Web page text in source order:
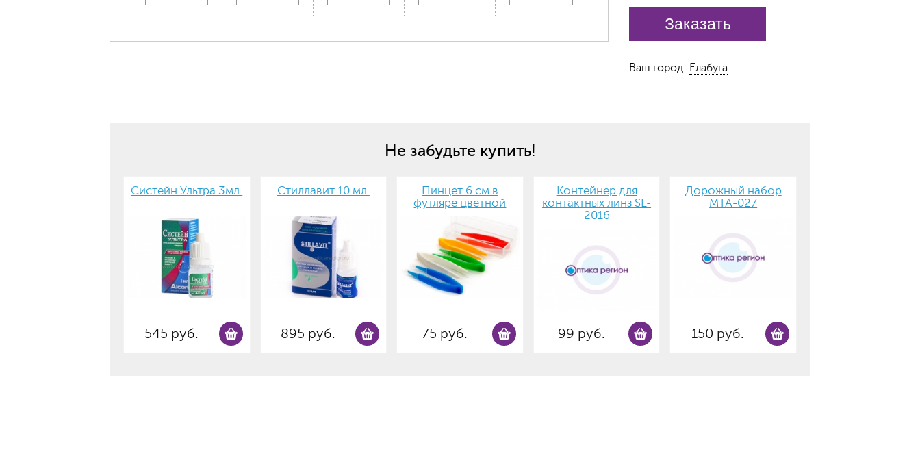
Заказать
Ваш город: Елабуга
Не забудьте купить!
Систейн Ультра 3мл.
545 руб.
Стиллавит 10 мл.
895 руб.
Пинцет 6 см в
футляре цветной
75 руб.
Контейнер для
контактных линз SL-
2016
99 руб.
Дорожный набор
MTA-027
150 руб.